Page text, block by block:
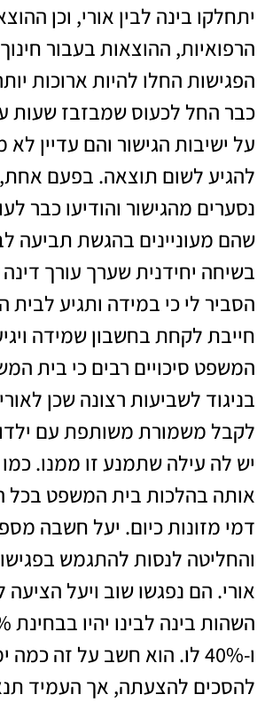
יתחלקו בינה לבין אורי, וכן
הרפואיות, ההוצאות בעבור חינוך,
הפגישות החלו להיות ארוכות
כבר החל לכעוס שמבזבז שעות
על ישיבות הגישור והם עדיין לא
להגיע לשום תוצאה. בפעם אחת,
נסערים מהגישור והודיעו כבר
שהם מעוניינים בהגשת תביעה
בשיחה יחידנית שערך עורך
הסביר לי כי במידה ותגיע
חייבת לקחת בחשבון שמידה
המשפט סיכויים רבים כי בית
בניגוד לשביעות רצונה שכן
לקבל משמורת משותפת עם
יש לה עילה שתמנע זו ממנו. כמו
אותה בהלכות בית המשפט בכל
דמי מזונות כיום. יעל חשבה
והחליטה לנסות להתגמש
אורי. הם נפגשו שוב ויעל הציעה
ו-40% לו. הוא חשב על זה
להסכים להצעתה, אך העמיד